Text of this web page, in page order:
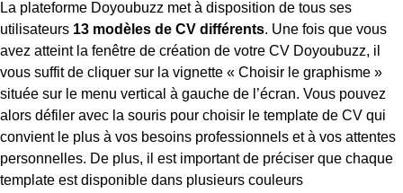
La plateforme Doyoubuzz met à disposition de tous ses
utilisateurs 13 modèles de CV différents. Une fois que vous
avez atteint la fenêtre de création de votre CV Doyoubuzz, il
vous suffit de cliquer sur la vignette « Choisir le graphisme »
située sur le menu vertical à gauche de l’écran. Vous pouvez
alors défiler avec la souris pour choisir le template de CV qui
convient le plus à vos besoins professionnels et à vos attentes
personnelles. De plus, il est important de préciser que chaque
template est disponible dans plusieurs couleurs